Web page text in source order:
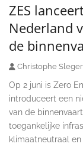
ZES
Nederland
de
Christophe
Op 2 juni is Zero
introduceert een
van de
toegankelijke
klimaatneutraal